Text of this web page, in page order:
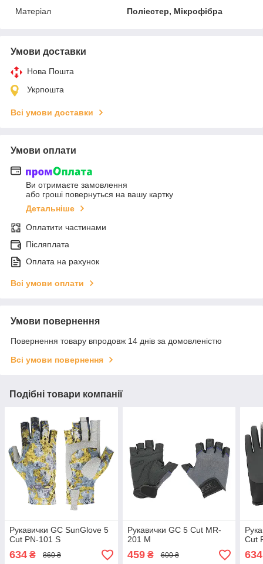
Матеріал Поліестер, Мікрофібра
Умови доставки
Нова Пошта
Укрпошта
Всі умови доставки
Умови оплати
Ви отримаєте замовлення
або гроші повернуться на вашу картку
Детальніше
Оплатити частинами
Післяплата
Оплата на рахунок
Всі умови оплати
Умови повернення
Повернення товару впродовж 14 днів за домовленістю
Всі умови повернення
Подібні товари компанії
Рукавички GC SunGlove 5
Cut PN-101 S
634 ₴ 860 ₴
Рукавички GC 5 Cut MR-
201 M
459₴ 600 ₴
Cut
634